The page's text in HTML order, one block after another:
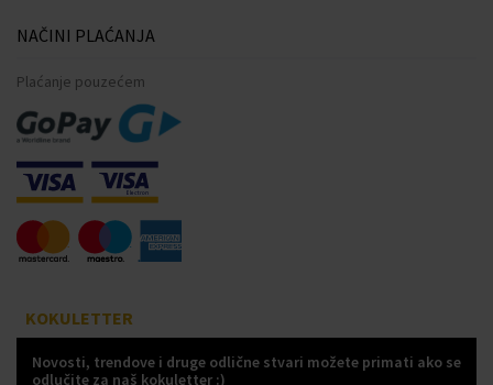
NAČINI PLAĆANJA
Plaćanje pouzećem
KOKULETTER
Novosti, trendove i druge odlične stvari možete primati ako se
odlučite za naš kokuletter :)